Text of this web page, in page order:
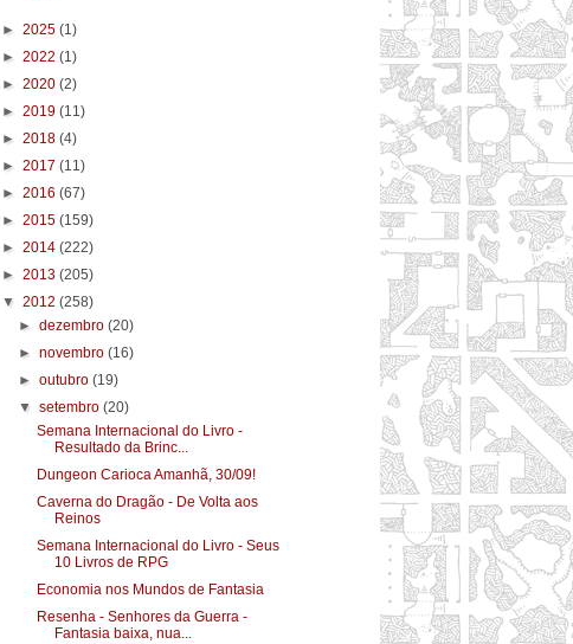
► 2025 (1)
► 2022 (1)
► 2020 (2)
► 2019 (11)
► 2018 (4)
► 2017 (11)
► 2016 (67)
► 2015 (159)
► 2014 (222)
► 2013 (205)
▼ 2012 (258)
►dezembro(20)
►novembro(16)
►outubro(19)
▼setembro(20)
Semana Internacional do Livro -
Resultado da Brinc...
Dungeon Carioca Amanhã, 30/09!
Caverna do Dragão - De Volta aos
Reinos
Semana Internacional do Livro - Seus
10 Livros de RPG
Economia nos Mundos de Fantasia
Resenha - Senhores da Guerra -
Fantasia baixa, nua...